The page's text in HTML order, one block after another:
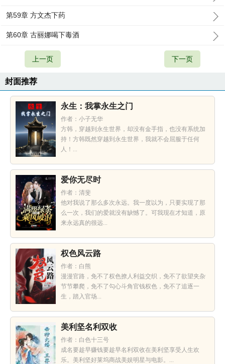
第59章 方文杰下药
第60章 古丽娜喝下毒酒
上一页 下一页
封面推荐
永生：我掌永生之门
作者：小子无华
方韩，穿越到永生世界，却没有金手指，也没有系统加
持！方韩既然穿越到永生世界，我就不会屈服于任何
人！...
爱你无尽时
作者：清斐
他对我说了那么多次永远。我一度以为，只要实现了那
么一次，我们的爱就没有缺憾了。可我现在才知道，原
来永远真的很远...
权色风云路
作者：白熊
漫漫官路，免不了权色撩人利益交织，免不了欲望夹杂
节节攀爬，免不了勾心斗角官钱权色，免不了追逐一
生，踏入官场...
美利坚名利双收
作者：白色十三号
成名要趁早赚钱要趁早名利双收在美利坚享受人生欢
乐。美利坚好莱坞商战美娱明星与电影。...